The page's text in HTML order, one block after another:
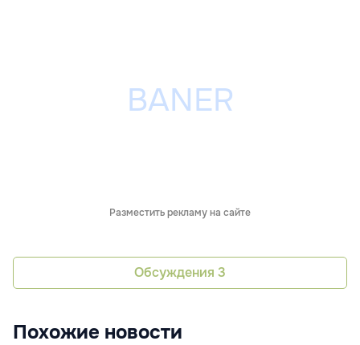
Разместить рекламу на сайте
Обсуждения 3
Похожие новости